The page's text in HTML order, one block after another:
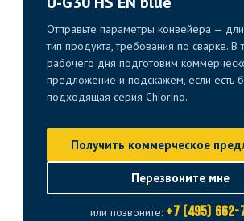
Отправьте параметры конвейера —
тип продукта, требования по сварке. В
рабочего дня подготовим
предложение и подскажем, если есть
подходящая серия Chiorino.
Получить коммерческое
Перезвоните мне
или позвоните: +7 (495) 662-